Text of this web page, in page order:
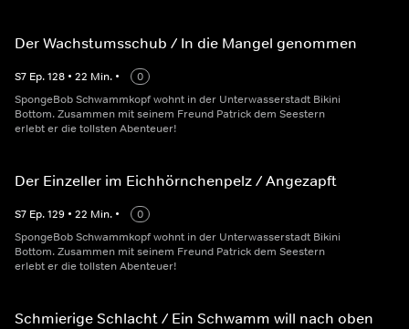
Der Wachstumsschub / In die Mangel genommen
S7 Ep.128 • 22 Min. •
0
SpongeBob Schwammkopf wohnt in der Unterwasserstadt Bikini
Bottom. Zusammen mit seinem Freund Patrick dem Seestern
erlebt er die tollsten Abenteuer!
Der Einzeller im Eichhörnchenpelz / Angezapft
S7 Ep.129 • 22 Min. •
0
SpongeBob Schwammkopf wohnt in der Unterwasserstadt Bikini
Bottom. Zusammen mit seinem Freund Patrick dem Seestern
erlebt er die tollsten Abenteuer!
Schmierige Schlacht / Ein Schwamm will nach oben